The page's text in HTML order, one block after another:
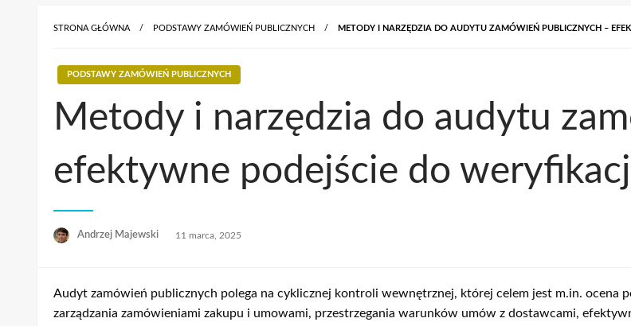
STRONA GŁÓWNA PODSTAWY ZAMÓWIEŃ PUBLICZNYCH METODY I NARZĘDZIA DO AUDYTU ZAMÓWIEŃ PUBLICZNYCH –
PODSTAWY ZAMÓWIEŃ PUBLICZNYCH
Metody i narzędzia do audytu
efektywne podejście do
Andrzej Majewski
Opublikowane
11 marca, 2025
Audyt zamówień publicznych polega na cyklicznej kontroli wewnętrznej, której celem jest m.in.
zarządzania zamówieniami zakupu i umowami, przestrzegania warunków umów z dostawcami,